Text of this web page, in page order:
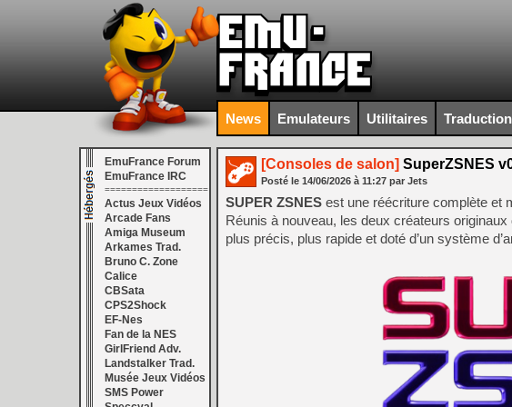
News Emulateurs Utilitaires
EmuFrance Forum
EmuFrance IRC
===================
Actus Jeux Vidéos
Arcade Fans
Amiga Museum
Arkames Trad.
Bruno C. Zone
Calice
CBSata
CPS2Shock
EF-Nes
Fan de la NES
GirlFriend Adv.
Landstalker Trad.
Musée Jeux Vidéos
SMS Power
[Consoles de salon] SuperZSNES
Posté le 14/06/2026 à 11:27 par Jets
SUPER ZSNES est une réécriture complète et
Réunis à nouveau, les deux créateurs
plus précis, plus rapide et doté d’un système